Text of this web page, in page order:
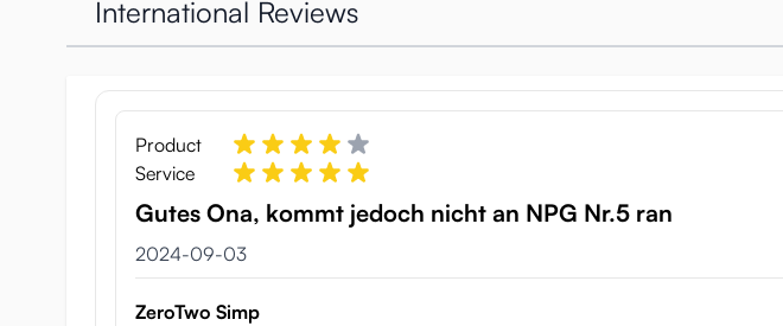
gjort för att efterlikna en kvinnas membran: det känns nästan som om den tar tag i
Högkvalitativ lösvagina
Det är inte ren tur som har gjort N.P.G:s Meiki-serie så populär: lösvaginorna är
bidrar till det verklighetstrogna utseendet. Denna tillverkare använder endast
Om du letar efter en kvalitativ lösvagina är den här serien en utmärkt plats att börja
Proof of Quality File No. 12 - Eimi Fukada -
Vikt: 600 gram
International Reviews
Product
Service
Gutes Ona, kommt jedoch nicht an NPG Nr.5 ran
3 september 2024
2024-09-03
ZeroTwo Simp